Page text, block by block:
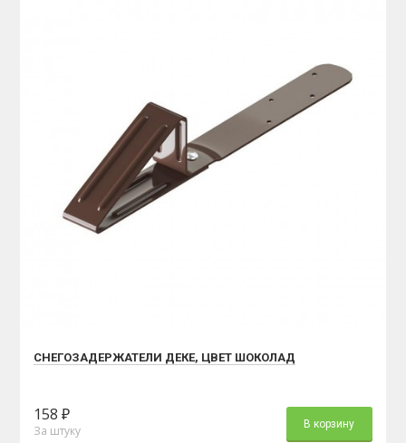
СНЕГОЗАДЕРЖАТЕЛИ ДЕКЕ, ЦВЕТ ШОКОЛАД
158 ₽
За штуку В корзину